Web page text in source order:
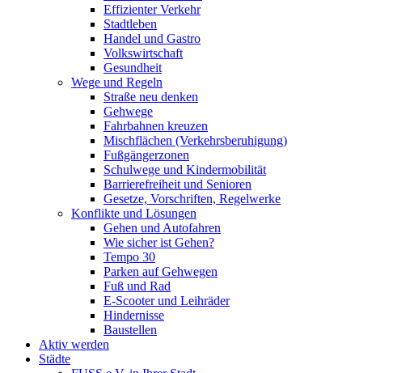
Effizienter Verkehr
Stadtleben
Handel und Gastro
Volkswirtschaft
Gesundheit
Wege und Regeln
Straße neu denken
Gehwege
Fahrbahnen kreuzen
Mischflächen (Verkehrsberuhigung)
Fußgängerzonen
Schulwege und Kindermobilität
Barrierefreiheit und Senioren
Gesetze, Vorschriften, Regelwerke
Konflikte und Lösungen
Gehen und Autofahren
Wie sicher ist Gehen?
Tempo 30
Parken auf Gehwegen
Fuß und Rad
E-Scooter und Leihräder
Hindernisse
Baustellen
Aktiv werden
Städte